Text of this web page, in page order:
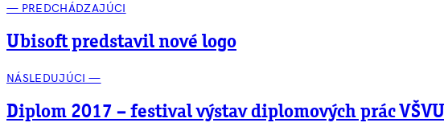
— PREDCHÁDZAJÚCI
Ubisoft predstavil nové logo
NÁSLEDUJÚCI —
Diplom 2017 – festival výstav diplomových prác VŠVU